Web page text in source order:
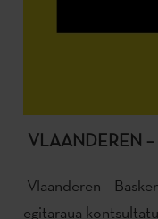
VLAANDEREN
Vlaanderen –
egitaraua